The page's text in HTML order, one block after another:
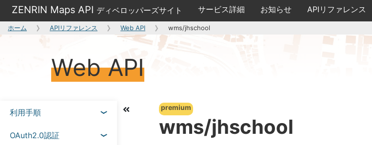
ZENRIN Maps API ディベロッパーズサイト サービス詳細 お知らせ APIリファレンス
ホーム APIリファレンス Web API wms/jhschool
Web API
利用手順
OAuth2.0認証
premium
wms/jhschool